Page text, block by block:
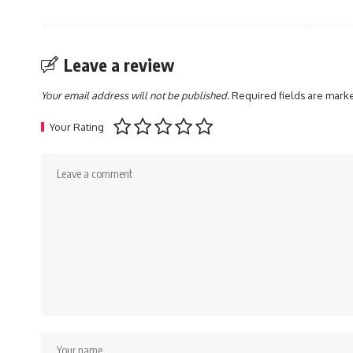
Leave a review
Your email address will not be published.Required fields are
Your Rating